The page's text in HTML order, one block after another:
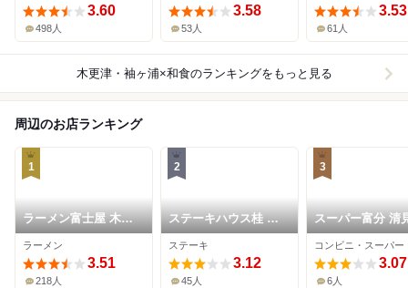
3.60
498人
3.58
53人
3.53
61人
木更津・袖ヶ浦×和食のランキングをもっと見る
周辺のお店ランキング
1
ラーメン富士屋 木更
津店
ラーメン
3.51
218人
2
ステーキハウス桂 木
更津店
ステーキ
3.12
45人
3
スーパー富分 清
店
コンビニ・スーパー
3.07
6人